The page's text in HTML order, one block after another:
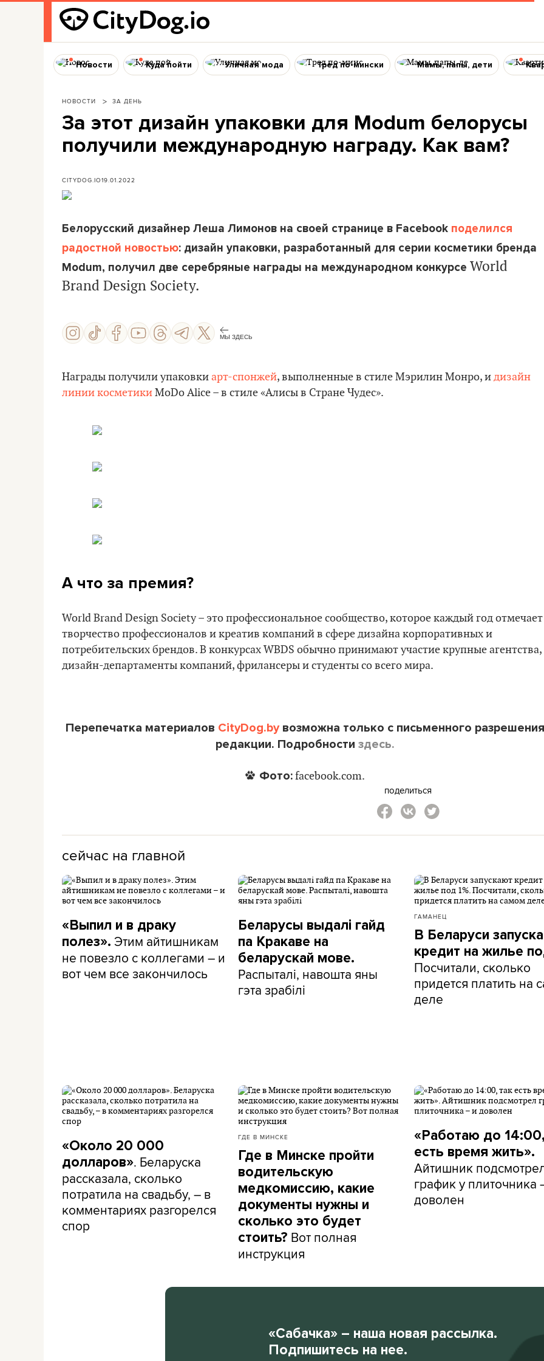
Новости Куда пойти Уличная мода Тред по-мински Мамы, папы, дети
НОВОСТИ ЗА ДЕНЬ
За этот дизайн упаковки для Modum белорусы
получили международную награду. Как вам?
CITYDOG.IO19.01.2022
Белорусский дизайнер Леша Лимонов на своей странице в Facebook поделился
радостной новостью: дизайн упаковки, разработанный для серии косметики бренда
Modum, получил две серебряные награды на международном конкурсе World
Brand Design Society.
МЫ ЗДЕСЬ
Награды получили упаковкиарт-спонжей, выполненные в стиле Мэрилин Монро, идизайн
линии косметикиMoDo Alice – в стиле «Алисы в Стране Чудес».
А что за премия?
World Brand Design Society – это профессиональное сообщество, которое каждый год отмечает
творчество профессионалов и креатив компаний в сфере дизайна корпоративных и
потребительских брендов. В конкурсах WBDS обычно принимают участие крупные агентства,
дизайн-департаменты компаний, фрилансеры и студенты со всего мира.
Перепечатка материалов CityDog.byвозможна только с письменного разрешения
редакции. Подробности здесь.
Фото:facebook.com.
поделиться
сейчас на главной
«Выпил и в драку
полез». Этим айтишникам
не повезло с коллегами – и
вот чем все закончилось
Беларусы выдалі гайд
па Кракаве на
беларускай мове.
Распыталі, навошта яны
гэта зрабілі
ГАМАНЕЦ
В Беларуси
кредит на жилье
Посчитали, сколько
придется платить на
деле
«Около 20 000
долларов». Беларуска
рассказала, сколько
потратила на свадьбу, – в
комментариях разгорелся
спор
ГДЕ В МИНСКЕ
Где в Минске пройти
водительскую
медкомиссию, какие
документы нужны и
сколько это будет
стоить? Вот полная
инструкция
«Работаю до
есть время жить».
Айтишник
график у плиточника
доволен
«Сабачка» – наша новая рассылка.
Подпишитесь на нее.